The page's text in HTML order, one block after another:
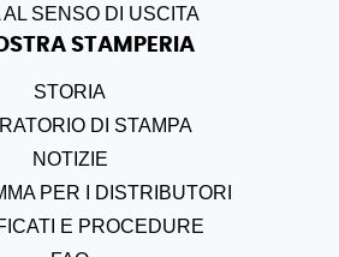
AL SENSO DI USCITA
STAMPERIA
STORIA
DI STAMPA
NOTIZIE
PER I DISTRIBUTORI
E PROCEDURE